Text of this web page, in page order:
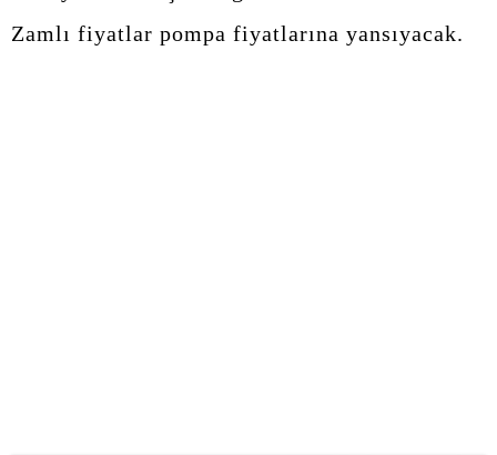
Zamlı fiyatlar pompa fiyatlarına yansıyacak.